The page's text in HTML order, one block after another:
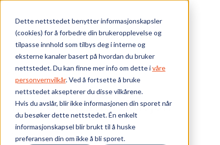
Dette nettstedet benytter informasjonskapsler
(cookies) for å forbedre din brukeropplevelse og
tilpasse innhold som tilbys deg i interne og
eksterne kanaler basert på hvordan du bruker
nettstedet. Du kan finne mer info om dette ivåre
personvernvilkår. Ved å fortsette å bruke
nettstedet aksepterer du disse vilkårene.
Hvis du avslår, blir ikke informasjonen din sporet når
du besøker dette nettstedet. Én enkelt
informasjonskapsel blir brukt til å huske
preferansen din om ikke å bli sporet.
Skip to main content
Webshop I/O systemer
1715 Redundant I/O
I/O og kommunikasjon
I/O og kommunikasjon
Visning
Bærekraft
Vi tilbyr
Ressurser
Om oss